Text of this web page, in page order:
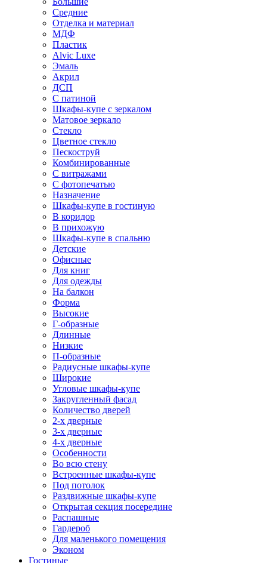
Средние
Отделка и материал
МДФ
Пластик
Alvic Luxe
Эмаль
Акрил
ДСП
С патиной
Шкафы-купе с зеркалом
Матовое зеркало
Стекло
Цветное стекло
Пескоструй
Комбинированные
С витражами
С фотопечатью
Назначение
Шкафы-купе в гостиную
В коридор
В прихожую
Шкафы-купе в спальню
Детские
Офисные
Для книг
Для одежды
На балкон
Форма
Высокие
Г-образные
Длинные
Низкие
П-образные
Радиусные шкафы-купе
Широкие
Угловые шкафы-купе
Закругленный фасад
Количество дверей
2-х дверные
3-х дверные
4-х дверные
Особенности
Во всю стену
Встроенные шкафы-купе
Под потолок
Раздвижные шкафы-купе
Открытая секция посередине
Распашные
Гардероб
Для маленького помещения
Эконом
Гостиные